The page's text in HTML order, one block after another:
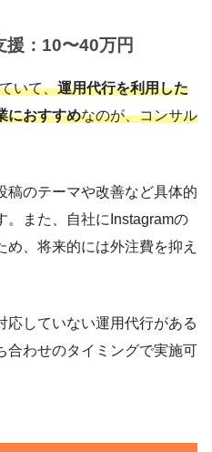
援：10〜40万円
いて、運用代行を利用した
におすすめなのが、コンサル
稿のテーマや改善など具体的
。また、自社にInstagramの
、将来的には外注費を抑え
応していない運用代行がある
合わせのタイミングで実施可